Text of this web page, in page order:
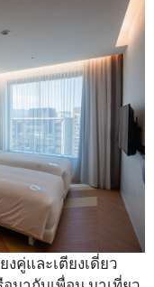
คู่และเตียงเดี่ยว